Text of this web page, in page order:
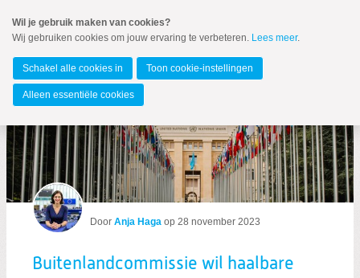
naar
Spring
de
inhoud
Spring
naar
hoofdmenu
MENU
Zoeken:
Door Anja Haga op 28 november 2023
Buitenlandcommissie wil haalbare
Wil je gebruik maken van cookies?
Wij gebruiken cookies om jouw ervaring te verbeteren. Lees meer.
Schakel alle cookies in Toon cookie-instellingen
Alleen essentiële cookies